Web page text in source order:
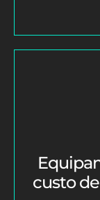
custo